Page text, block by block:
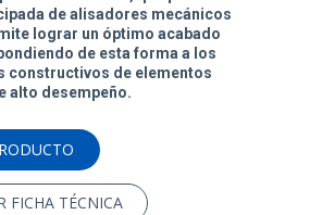
de alisadores mecánicos
lograr un óptimo acabado
de esta forma a los
constructivos de elementos
alto desempeño.
FICHA TÉCNICA